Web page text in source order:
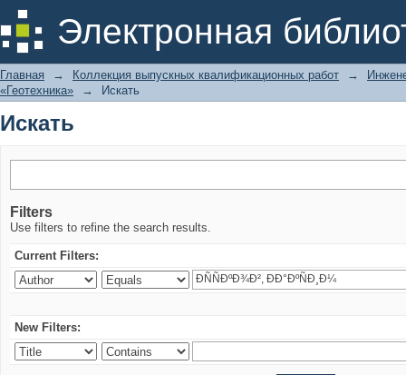
Электронная
Искать
Главная → Коллекция выпускных квалификационных работ →
«Геотехника»
→ Искать
Искать
Filters
Use filters to refine the search results.
Current Filters:
New Filters: